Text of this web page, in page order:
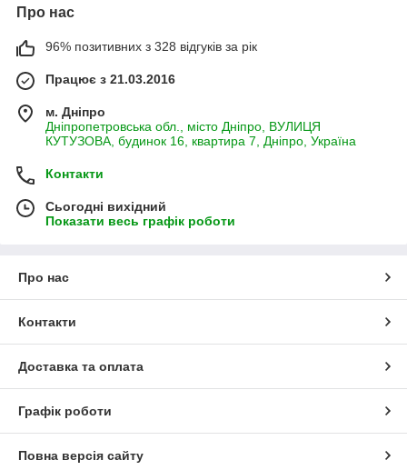
Про нас
96% позитивних з 328 відгуків за рік
Працює з 21.03.2016
м. Дніпро
Дніпропетровська обл., місто Дніпро, ВУЛИЦЯ
КУТУЗОВА, будинок 16, квартира 7, Дніпро, Україна
Контакти
Сьогодні вихідний
Показати весь графік роботи
Про нас
Контакти
Доставка та оплата
Графік роботи
Повна версія сайту